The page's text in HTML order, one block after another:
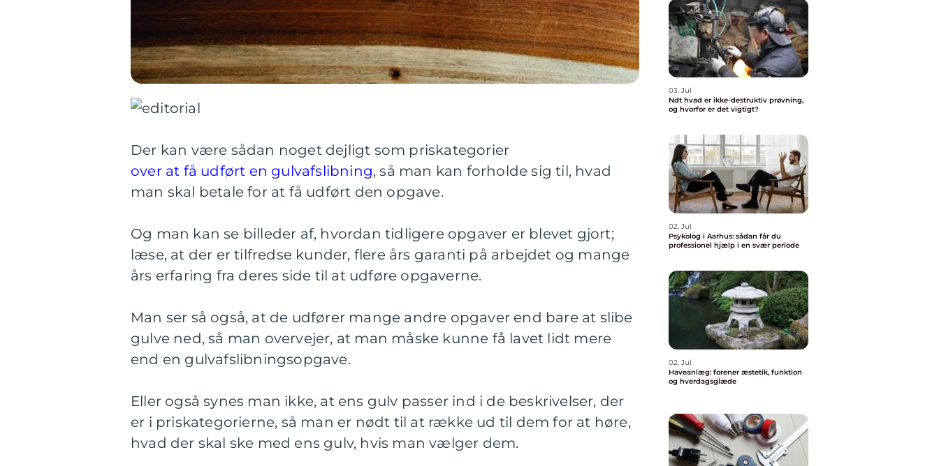
Der kan være sådan noget dejligt som priskategorier
over at få udført en gulvafslibning, så man kan forholde sig til, hvad
man skal betale for at få udført den opgave.
Og man kan se billeder af, hvordan tidligere opgaver er blevet gjort;
læse, at der er tilfredse kunder, flere års garanti på arbejdet og mange
års erfaring fra deres side til at udføre opgaverne.
Man ser så også, at de udfører mange andre opgaver end bare at slibe
gulve ned, så man overvejer, at man måske kunne få lavet lidt mere
end en gulvafslibningsopgave.
Eller også synes man ikke, at ens gulv passer ind i de beskrivelser, der
er i priskategorierne, så man er nødt til at række ud til dem for at høre,
hvad der skal ske med ens gulv, hvis man vælger dem.
03. Jul
Ndt hvad er ikke-destruktiv prøvning,
og hvorfor er det vigtigt?
02. Jul
Psykolog i Aarhus: sådan får du
professionel hjælp i en svær periode
02. Jul
Haveanlæg: forener æstetik, funktion
og hverdagsglæde